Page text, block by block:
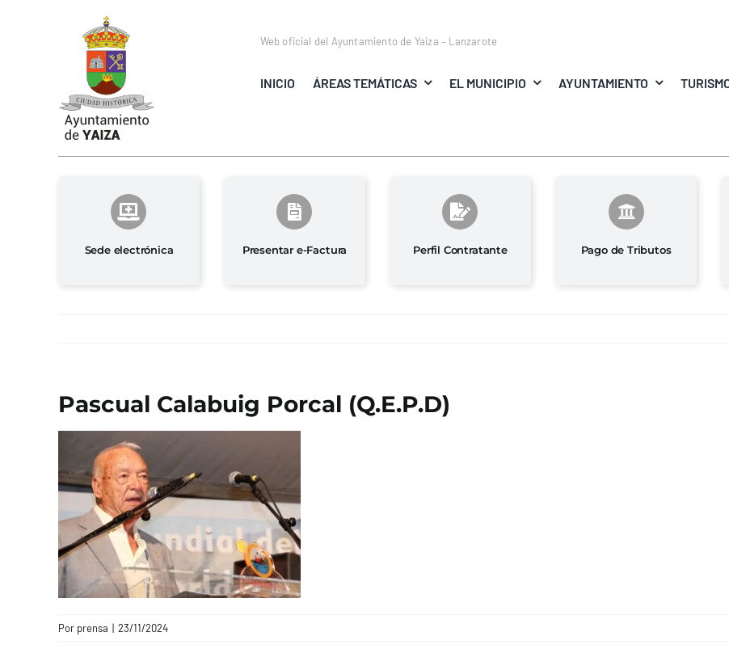
Web oficial del Ayuntamiento de Yaiza – Lanzarote
INICIO ÁREAS TEMÁTICAS EL MUNICIPIO AYUNTAMIENTO
Sede electrónica Presentar e-Factura Perfil Contratante Pago de Tributos
Pascual Calabuig Porcal (Q.E.P.D)
Por prensa | 23/11/2024